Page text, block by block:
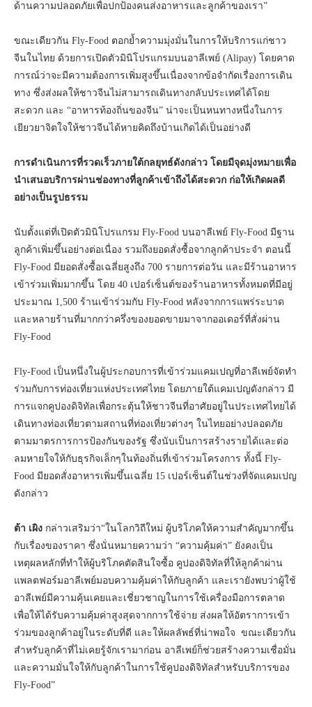
ด้านความปลอดภัยเพื่อปกป้องคนส่งอาหารและลูกค้าของเรา”
ขณะเดียวกัน Fly-Food ตอกย้ำความมุ่งมั่นในการให้บริการแก่ชาว
จีนในไทย ด้วยการเปิดตัวมินิโปรแกรมบนอาลีเพย์ (Alipay) โดยคาด
การณ์ว่าจะมีความต้องการเพิ่มสูงขึ้นเนื่องจากข้อจำกัดเรื่องการเดิน
ทาง ซึ่งส่งผลให้ชาวจีนไม่สามารถเดินทางกลับประเทศได้โดย
สะดวก และ “อาหารท้องถิ่นของจีน” น่าจะเป็นหนทางหนึ่งในการ
เยียวยาจิตใจให้ชาวจีนได้หายคิดถึงบ้านเกิดได้เป็นอย่างดี
การดำเนินการที่รวดเร็วภายใต้กลยุทธ์ดังกล่าว โดยมีจุดมุ่งหมายเพื่อ
นำเสนอบริการผ่านช่องทางที่ลูกค้าเข้าถึงได้สะดวก ก่อให้เกิดผลดี
อย่างเป็นรูปธรรม
นับตั้งแต่ที่เปิดตัวมินิโปรแกรม Fly-Food บนอาลีเพย์ Fly-Food มีฐาน
ลูกค้าเพิ่มขึ้นอย่างต่อเนื่อง รวมถึงยอดสั่งซื้อจากลูกค้าประจำ ตอนนี้
Fly-Food มียอดสั่งซื้อเฉลี่ยสูงถึง 700 รายการต่อวัน และมีร้านอาหาร
เข้าร่วมเพิ่มมากขึ้น โดย 40 เปอร์เซ็นต์ของร้านอาหารทั้งหมดที่มีอยู่
ประมาณ 1,500 ร้านเข้าร่วมกับ Fly-Food หลังจากการแพร่ระบาด
และหลายร้านที่มากกว่าครึ่งของยอดขายมาจากออเดอร์ที่สั่งผ่าน
Fly-Food
Fly-Food เป็นหนึ่งในผู้ประกอบการที่เข้าร่วมแคมเปญที่อาลีเพย์จัดทำ
ร่วมกับการท่องเที่ยวแห่งประเทศไทย โดยภายใต้แคมเปญดังกล่าว มี
การแจกคูปองดิจิทัลเพื่อกระตุ้นให้ชาวจีนที่อาศัยอยู่ในประเทศไทยได้
เดินทางท่องเที่ยวตามสถานที่ท่องเที่ยวต่างๆ ในไทยอย่างปลอดภัย
ตามมาตรการการป้องกันของรัฐ ซึ่งนับเป็นการสร้างรายได้และต่อ
ลมหายใจให้กับธุรกิจเล็กๆในท้องถิ่นที่เข้าร่วมโครงการ ทั้งนี้ Fly-
Food มียอดสั่งอาหารเพิ่มขึ้นเฉลี่ย 15 เปอร์เซ็นต์ในช่วงที่จัดแคมเปญ
ดังกล่าว
ต้า เผิง กล่าวเสริมว่า“ในโลกวิถีใหม่ ผู้บริโภคให้ความสำคัญมากขึ้น
กับเรื่องของราคา ซึ่งนั่นหมายความว่า “ความคุ้มค่า” ยังคงเป็น
เหตุผลหลักที่ทำให้ผู้บริโภคตัดสินใจซื้อ คูปองดิจิทัลที่ให้ลูกค้าผ่าน
แพลตฟอร์มอาลีเพย์มอบความคุ้มค่าให้กับลูกค้า และเรายังพบว่าผู้ใช้
อาลีเพย์มีความคุ้นเคยและเชี่ยวชาญในการใช้เครื่องมือการตลาด
เพื่อให้ได้รับความคุ้มค่าสูงสุดจากการใช้จ่าย ส่งผลให้อัตราการเข้า
ร่วมของลูกค้าอยู่ในระดับที่ดี และให้ผลลัพธ์ที่น่าพอใจ ขณะเดียวกัน
สำหรับลูกค้าที่ไม่เคยรู้จักเรามาก่อน อาลีเพย์ก็ช่วยสร้างความเชื่อมั่น
และความมั่นใจให้กับลูกค้าในการใช้คูปองดิจิทัลสำหรับบริการของ
Fly-Food”